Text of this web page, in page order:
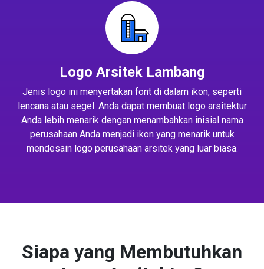
Logo Arsitek Lambang
Jenis logo ini menyertakan font di dalam ikon, seperti
lencana atau segel. Anda dapat membuat logo arsitektur
Anda lebih menarik dengan menambahkan inisial nama
perusahaan Anda menjadi ikon yang menarik untuk
mendesain logo perusahaan arsitek yang luar biasa.
Siapa yang Membutuhkan